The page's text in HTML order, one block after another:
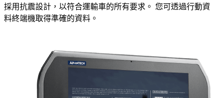
採用抗震設計，以符合運輸車的所有要求。 您可透過行動資
料終端機取得準確的資料。